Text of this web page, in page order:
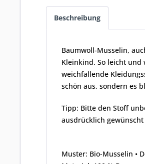
Beschreibung
Baumwoll-Musselin,
Kleinkind. So leicht
weichfallende
schön aus, sondern es
Tipp: Bitte den Stoff
ausdrücklich
Muster: Bio-Musselin •